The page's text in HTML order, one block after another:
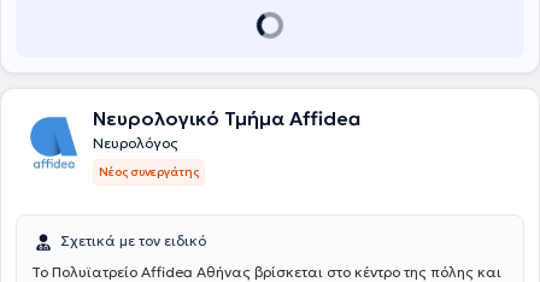
Νευρολογικό Τμήμα Affidea
Νευρολόγος
Νέος συνεργάτης
Σχετικά με τον ειδικό
Το Πολυϊατρείο Affidea Αθήνας βρίσκεται στο κέντρο της πόλης και